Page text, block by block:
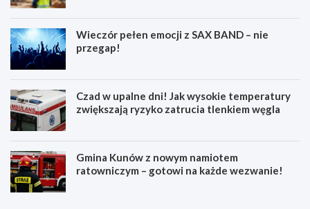
Wieczór pełen emocji z SAX BAND – nie
przegap!
Czad w upalne dni! Jak wysokie temperatury
zwiększają ryzyko zatrucia tlenkiem węgla
Gmina Kunów z nowym namiotem
ratowniczym – gotowi na każde wezwanie!
N
W